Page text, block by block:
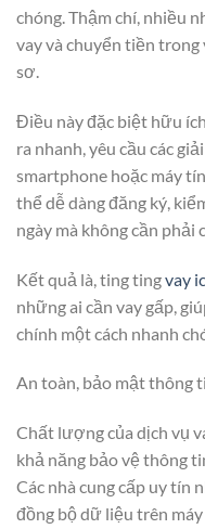
chóng. Thậm chí, nhiều
vay và chuyển tiền
sơ.
Điều này đặc biệt hữu
ra nhanh, yêu cầu các
smartphone hoặc máy
thể dễ dàng đăng ký,
ngày mà không cần
Kết quả là, ting tingvay
những ai cần vay gấp,
chính một cách nhanh
An toàn, bảo mật thông
Chất lượng của dịch vụ
khả năng bảo vệ thông
Các nhà cung cấp uy tín
đồng bộ dữ liệu trên máy